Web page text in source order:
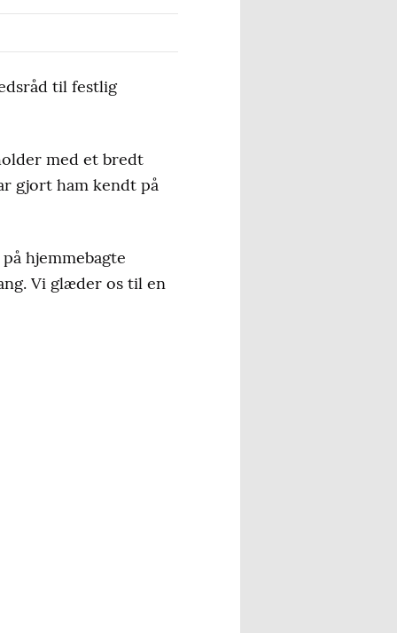
til festlig
med et bredt
gjort ham kendt på
hjemmebagte
Vi glæder os til en